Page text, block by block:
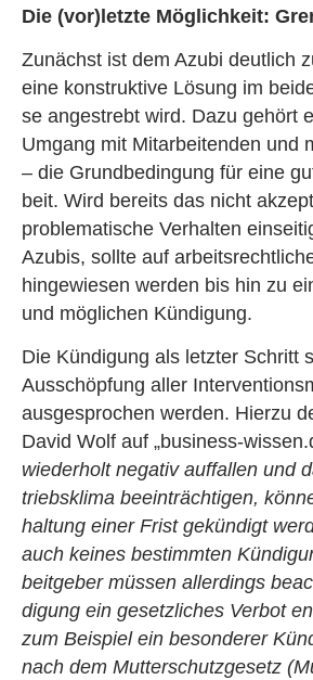
Die (vor)letz­te Mög­lich­keit:
Zu­nächst ist dem Azubi deut­lich
eine kon­struk­ti­ve Lö­sung im
se an­ge­strebt wird. Dazu ge­hört
Um­gang mit Mit­ar­bei­ten­den und
– die Grund­be­din­gung für eine
beit. Wird be­reits das nicht
pro­ble­ma­ti­sche Ver­hal­ten
Azu­bis, soll­te auf
hin­ge­wie­sen wer­den bis hin zu
und mög­li­chen Kün­di­gung.
Die Kün­di­gung als letz­ter Schritt
Aus­schöp­fung aller
aus­ge­spro­chen wer­den. Hier­zu
David Wolf auf „busi­ness-
wie­der­holt ne­ga­tiv auf­fal­len und
triebs­kli­ma be­ein­träch­ti­gen,
hal­tung einer Frist ge­kün­digt
auch kei­nes be­stimm­ten
beit­ge­ber müs­sen al­ler­dings
di­gung ein ge­setz­li­ches Ver­bot
zum Bei­spiel ein be­son­de­rer
nach dem Mut­ter­schutz­ge­setz